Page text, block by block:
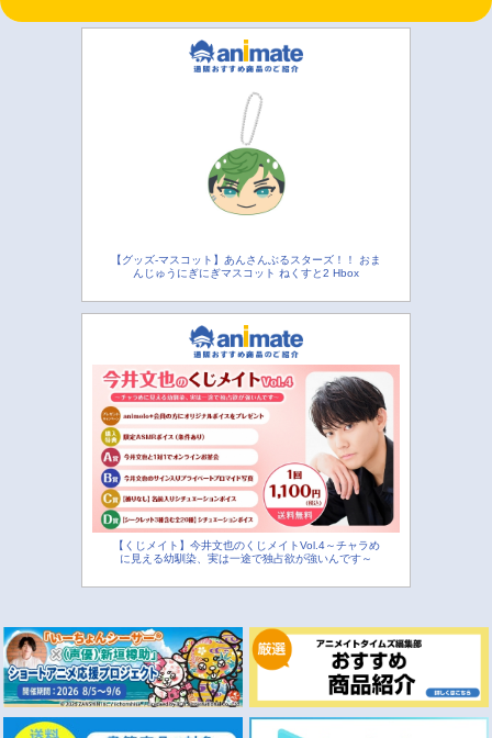
【グッズ-マスコット】あんさんぶるスターズ！！ おま
んじゅうにぎにぎマスコット ねくすと2 Hbox
【くじメイト】今井文也のくじメイトVol.4～チャラめ
に見える幼馴染、実は一途で独占欲が強いんです～